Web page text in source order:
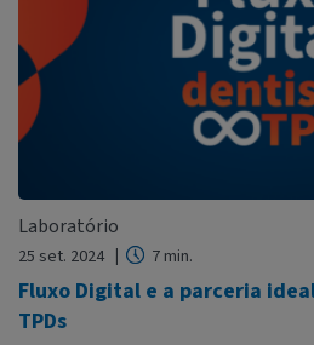
Laboratório
25 set. 2024 7 min.
Fluxo Digital e a parceria
TPDs